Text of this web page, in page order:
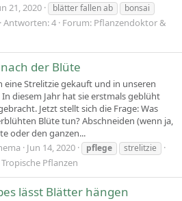
21, 2020 blätter fallen ab
bonsai
Antworten: 4 Forum: Pflanzendoktor &
der Blüte
eine Strelitzie gekauft und in unseren
diesem Jahr hat sie erstmals geblüht
Jetzt stellt sich die Frage: Was
Blüte tun? Abschneiden (wenn ja,
oder den ganzen...
Jun 14, 2020 pflege strelitzie
Tropische Pflanzen
lässt Blätter hängen